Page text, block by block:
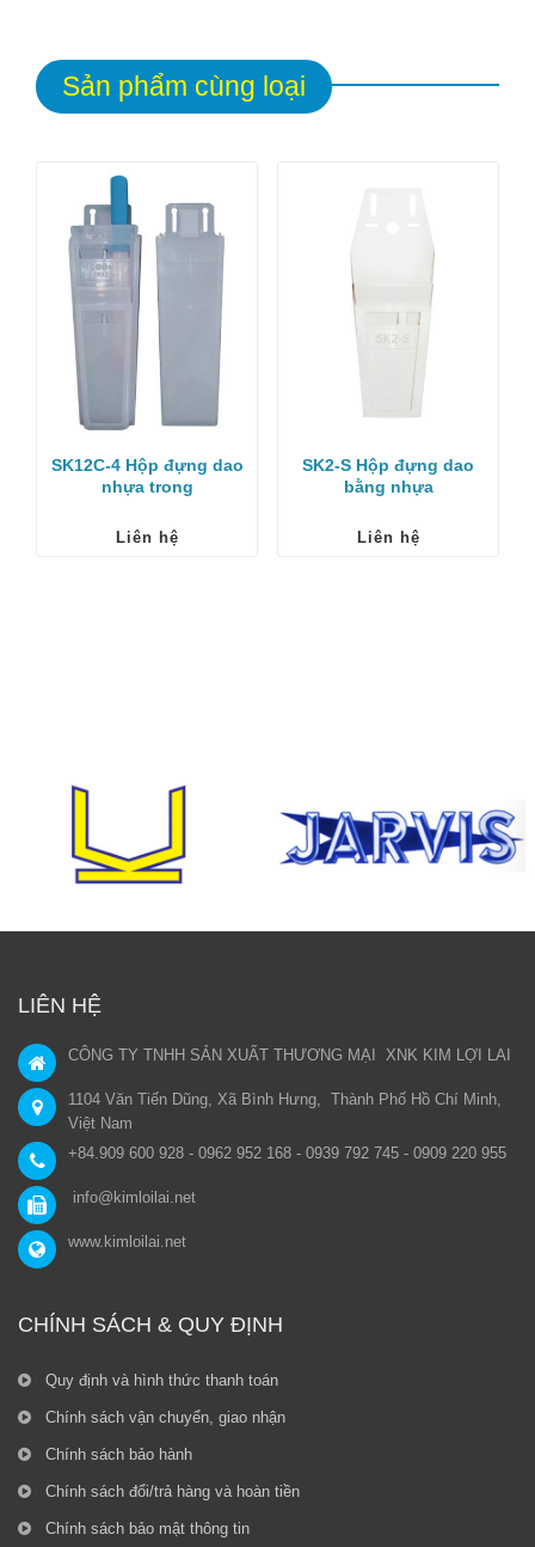
Sản phẩm cùng loại
SK12C-4 Hộp đựng dao
nhựa trong
Liên hệ
SK2-S Hộp đựng dao
bằng nhựa
Liên hệ
LIÊN HỆ
CÔNG TY TNHH SẢN XUẤT THƯƠNG MẠI XNK KIM LỢI LAI
1104 Văn Tiến Dũng, Xã Bình Hưng, Thành Phố Hồ Chí Minh,
Việt Nam
+84.909 600 928 - 0962 952 168 - 0939 792 745 - 0909 220 955
info@kimloilai.net
www.kimloilai.net
CHÍNH SÁCH & QUY ĐỊNH
Quy định và hình thức thanh toán
Chính sách vận chuyển, giao nhận
Chính sách bảo hành
Chính sách đổi/trả hàng và hoàn tiền
Chính sách bảo mật thông tin